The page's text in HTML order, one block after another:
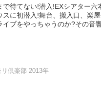
で待てない!潜入!EXシアター
スに初潜入!舞台、搬入口、楽
イブをやっちゃうのか?その音
リ倶楽部 2013年